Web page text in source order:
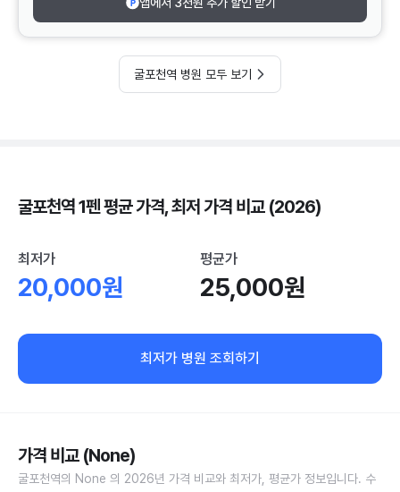
굴포천역 병원 모두 보기
굴포천역 1펜 평균 가격, 최저 가격 비교 (2026)
최저가
20,000원
평균가
25,000원
최저가 병원 조회하기
가격 비교 (None)
굴포천역의 None 의 2026년 가격 비교와 최저가, 평균가 정보입니다. 수